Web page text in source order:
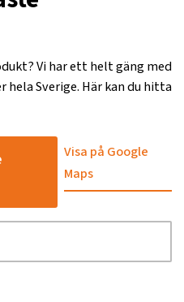
Vi har ett helt gäng med
hela Sverige. Här kan du hitta
Visa på Google
Maps